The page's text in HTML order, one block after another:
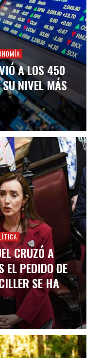
A LOS 450
NIVEL MÁS
CRUZÓ A
EL PEDIDO DE
SE HA